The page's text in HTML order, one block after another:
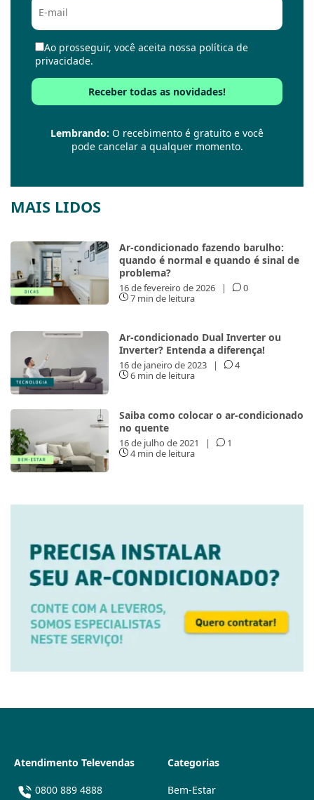
Ao prosseguir, você aceita nossa política de
privacidade.
Lembrando: O recebimento é gratuito e você
pode cancelar a qualquer momento.
MAIS LIDOS
Ar-condicionado fazendo barulho:
quando é normal e quando é sinal de
problema?
16 de fevereiro de 2026 |
0
7 min de leitura
Ar-condicionado Dual Inverter ou
Inverter? Entenda a diferença!
16 de janeiro de 2023 |
4
6 min de leitura
Saiba como colocar o ar-condicionado
no quente
16 de julho de 2021 |
1
4 min de leitura
Atendimento Televendas
0800 889 4888
Categorias
Bem-Estar